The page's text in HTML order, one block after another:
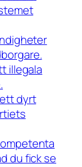
illegala
dyrt
du fick se